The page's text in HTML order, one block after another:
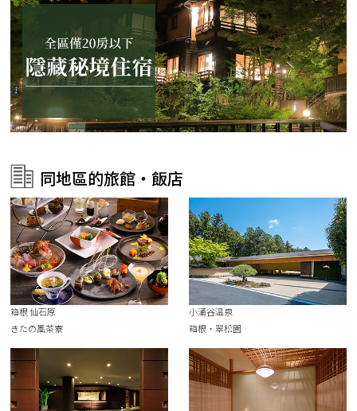
同地區的旅館・飯店
箱根 仙石原
きたの風茶寮
小涌谷溫泉
箱根・翠松園